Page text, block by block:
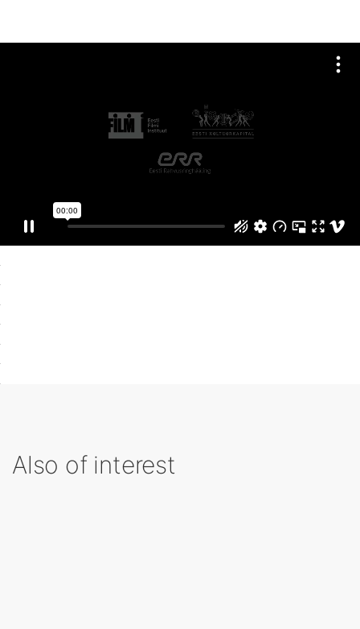
Also of interest